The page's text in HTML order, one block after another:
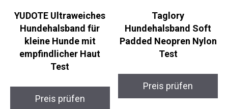
YUDOTE Ultraweiches
Hundehalsband für
kleine Hunde mit
empfindlicher Haut
Test
Preis prüfen
Taglory
Hundehalsband Soft
Padded Neopren Nylon
Test
Preis prüfen